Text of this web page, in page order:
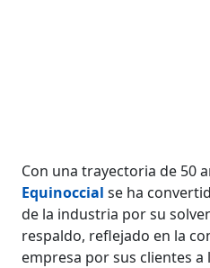
Con una trayectoria de 50
Equinoccialse ha
de la industria por su
respaldo, reflejado en la
empresa por sus clientes a